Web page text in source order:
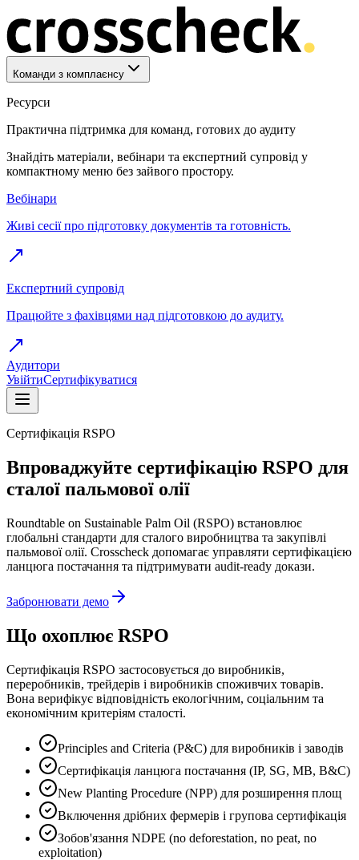
Команди з комплаєнсу
Ресурси
Практична підтримка для команд, готових до аудиту
Знайдіть матеріали, вебінари та експертний супровід у
компактному меню без зайвого простору.
Вебінари
Живі сесії про підготовку документів та готовність.
Експертний супровід
Працюйте з фахівцями над підготовкою до аудиту.
Аудитори
УвійтиСертифікуватися
Сертифікація RSPO
Впроваджуйте сертифікацію RSPO для
сталої пальмової олії
Roundtable on Sustainable Palm Oil (RSPO) встановлює
глобальні стандарти для сталого виробництва та закупівлі
пальмової олії. Crosscheck допомагає управляти сертифікацією
ланцюга постачання та підтримувати audit-ready докази.
Забронювати демо
Що охоплює RSPO
Сертифікація RSPO застосовується до виробників,
переробників, трейдерів і виробників споживчих товарів.
Вона верифікує відповідність екологічним, соціальним та
економічним критеріям сталості.
Principles and Criteria (P&C) для виробників і заводів
Сертифікація ланцюга постачання (IP, SG, MB, B&C)
New Planting Procedure (NPP) для розширення площ
Включення дрібних фермерів і групова сертифікація
Зобов'язання NDPE (no deforestation, no peat, no
exploitation)